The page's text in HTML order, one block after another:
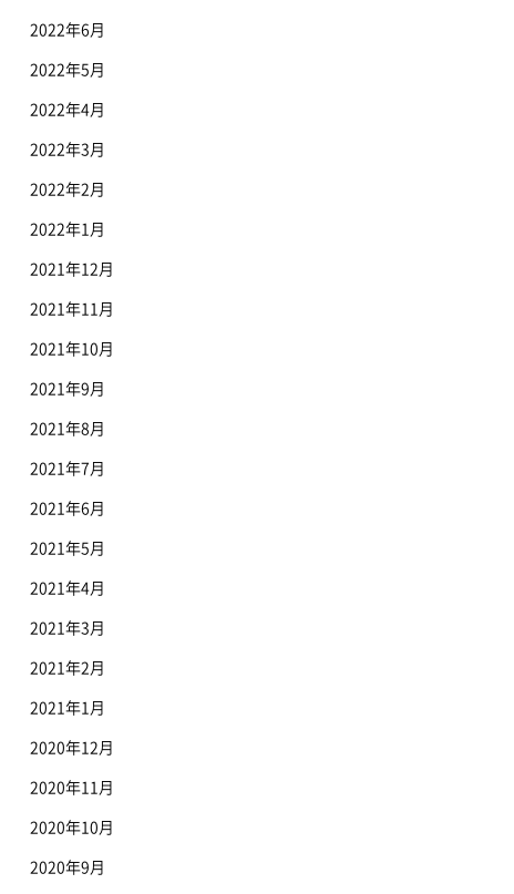
2022年6月
2022年5月
2022年4月
2022年3月
2022年2月
2022年1月
2021年12月
2021年11月
2021年10月
2021年9月
2021年8月
2021年7月
2021年6月
2021年5月
2021年4月
2021年3月
2021年2月
2021年1月
2020年12月
2020年11月
2020年10月
2020年9月